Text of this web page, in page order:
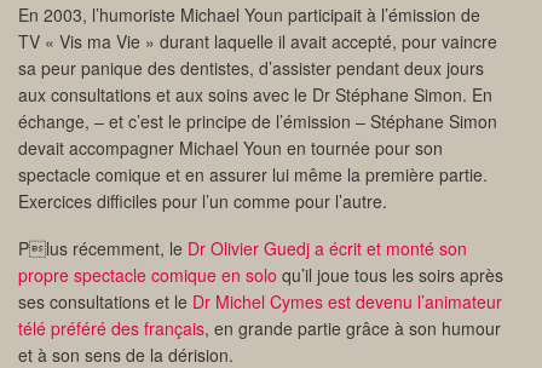
En 2003, l’humoriste Michael Youn participait à l’émission de
TV « Vis ma Vie » durant laquelle il avait accepté, pour vaincre
sa peur panique des dentistes, d’assister pendant deux jours
aux consultations et aux soins avec le Dr Stéphane Simon. En
échange, – et c’est le principe de l’émission – Stéphane Simon
devait accompagner Michael Youn en tournée pour son
spectacle comique et en assurer lui même la première partie.
Exercices difficiles pour l’un comme pour l’autre.
Plus récemment, le Dr Olivier Guedj a écrit et monté son
propre spectacle comique en solo qu’il joue tous les soirs après
ses consultations et le Dr Michel Cymes est devenu l’animateur
télé préféré des français, en grande partie grâce à son humour
et à son sens de la dérision.